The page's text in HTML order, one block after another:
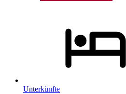
Unterkünfte